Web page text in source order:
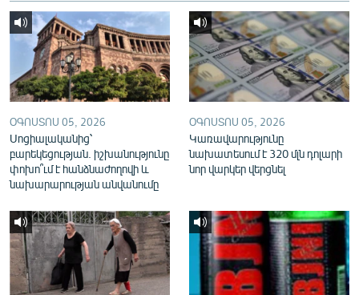
Հայերեն
English
Русский
ՀԵՏԵՎԵՔ ՄԵԶ
«Ազատության» բոլոր կայքերը
ՕԳՈՍՏՈՍ 05, 2026
Սոցիալականից՝
բարեկեցության. իշխանությունը
փոխո՞ւմ է հանձնաժողովի և
նախարարության անվանումը
ՕԳՈՍՏՈՍ 05, 2026
Կառավարությունը
նախատեսում է 320 մլն դոլարի
նոր վարկեր վերցնել